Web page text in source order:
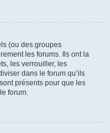
(ou des groupes
les forums. Ils ont la
les verrouiller, les
dans le forum qu’ils
présents pour que les
forum.